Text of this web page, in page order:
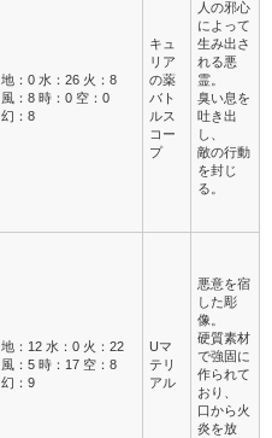
地：0 水：26 火：8
風：8 時：0 空：0
幻：8
キュ
リア
の薬
バト
ルス
コー
プ
人の邪心
によって
生み出さ
れる悪
霊。
臭い息を
吐き出
し、
敵の行動
を封じ
る。
地：12 水：0 火：22
風：5 時：17 空：8
幻：9
Uマ
テリ
アル
悪意を宿
した彫
像。
硬質素材
で強固に
作られて
おり、
口から火
炎を放